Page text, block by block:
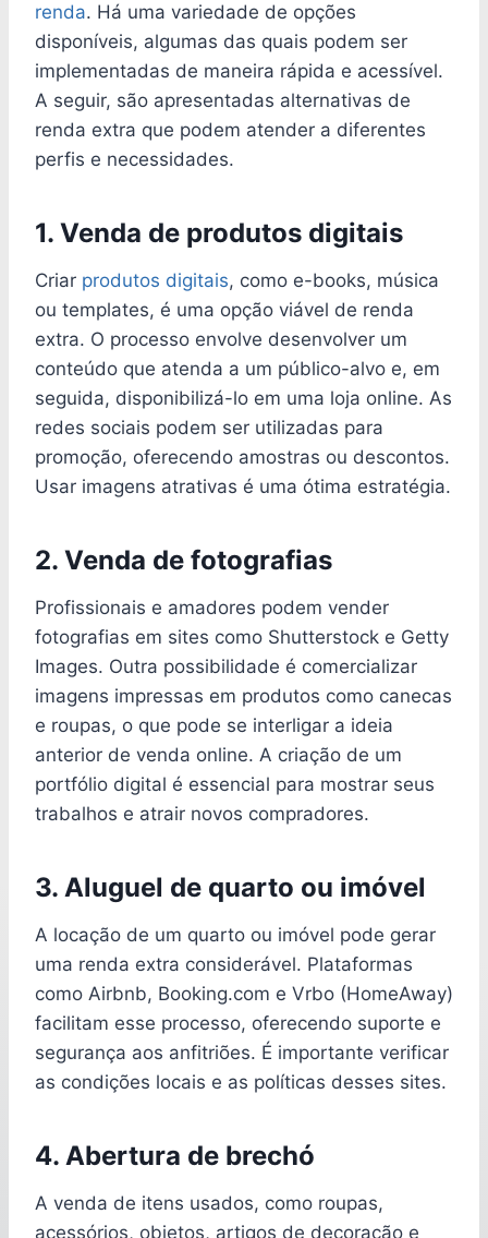
renda. Há uma variedade de opções
disponíveis, algumas das quais podem ser
implementadas de maneira rápida e acessível.
A seguir, são apresentadas alternativas de
renda extra que podem atender a diferentes
perfis e necessidades.
1. Venda de produtos digitais
Criar produtos digitais, como e-books, música
ou templates, é uma opção viável de renda
extra. O processo envolve desenvolver um
conteúdo que atenda a um público-alvo e, em
seguida, disponibilizá-lo em uma loja online. As
redes sociais podem ser utilizadas para
promoção, oferecendo amostras ou descontos.
Usar imagens atrativas é uma ótima estratégia.
2. Venda de fotografias
Profissionais e amadores podem vender
fotografias em sites como Shutterstock e Getty
Images. Outra possibilidade é comercializar
imagens impressas em produtos como canecas
e roupas, o que pode se interligar a ideia
anterior de venda online. A criação de um
portfólio digital é essencial para mostrar seus
trabalhos e atrair novos compradores.
3. Aluguel de quarto ou imóvel
A locação de um quarto ou imóvel pode gerar
uma renda extra considerável. Plataformas
como Airbnb, Booking.com e Vrbo (HomeAway)
facilitam esse processo, oferecendo suporte e
segurança aos anfitriões. É importante verificar
as condições locais e as políticas desses sites.
4. Abertura de brechó
A venda de itens usados, como roupas,
acessórios, objetos, artigos de decoração e